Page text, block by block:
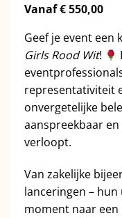
Vanaf€550,00
Geef je event een
Girls Rood Wit!
representativiteit
onvergetelijke
aanspreekbaar
verloopt.
Van zakelijke
lanceringen –
moment naar een